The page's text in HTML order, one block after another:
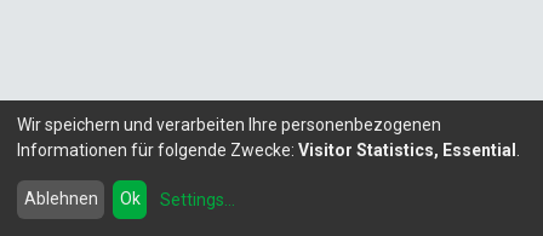
Powered by
- Die #1
Wir speichern und verarbeiten Ihre personenbezogenen
Informationen für folgende Zwecke: Visitor Statistics, Essential
Ablehnen Ok Settings...